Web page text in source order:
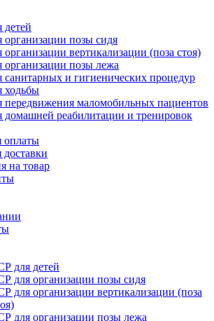
позы сидя
вертикализации (поза стоя)
позы лежа
и гигиенических процедур
ходьбы
передвижения маломобильных пациентов
домашней реабилитации и тренировок
оплаты
доставки
на товар
для детей
для организации позы сидя
для организации вертикализации (поза
для организации позы лежа